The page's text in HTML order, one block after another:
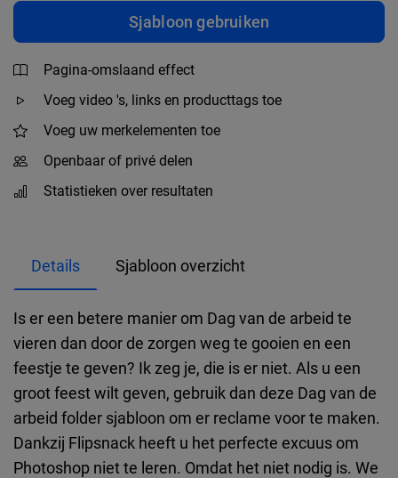
Sjabloon gebruiken
Pagina-omslaand effect
Voeg video 's, links en producttags toe
Voeg uw merkelementen toe
Openbaar of privé delen
Statistieken over resultaten
Details Sjabloon overzicht
Is er een betere manier om Dag van de arbeid te
vieren dan door de zorgen weg te gooien en een
feestje te geven? Ik zeg je, die is er niet. Als u een
groot feest wilt geven, gebruik dan deze Dag van de
arbeid folder sjabloon om er reclame voor te maken.
Dankzij Flipsnack heeft u het perfecte excuus om
Photoshop niet te leren. Omdat het niet nodig is. We